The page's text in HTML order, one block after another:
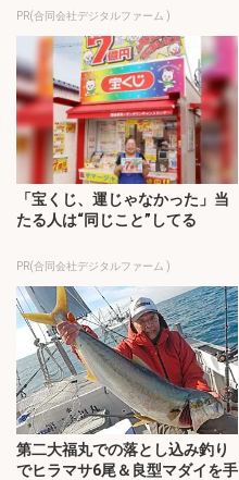
PR(合同会社デジタルファーム )
「宝くじ、運じゃなかった」当
たる人は“同じこと”してる
PR(合同会社デジタルファーム )
第二大福丸での落とし込み釣り
でヒラマサ6尾＆良型マダイを手